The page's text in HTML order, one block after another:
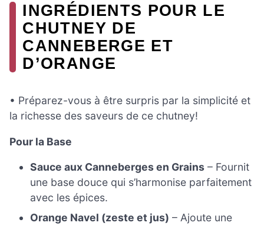
INGRÉDIENTS POUR LE
CHUTNEY DE
CANNEBERGE ET
D’ORANGE
• Préparez-vous à être surpris par la simplicité et
la richesse des saveurs de ce chutney!
Pour la Base
Sauce aux Canneberges en Grains – Fournit
une base douce qui s’harmonise parfaitement
avec les épices.
Orange Navel (zeste et jus) – Ajoute une